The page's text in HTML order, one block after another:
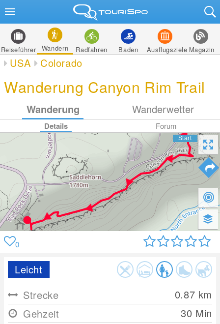
Reiseführer Wandern Radfahren Baden Ausflugsziele Magazin
USA Colorado
Wanderung Canyon Rim Trail
Wanderung Wanderwetter
Details Forum
0
Leicht
Strecke
0.87 km
Gehzeit
30 Min